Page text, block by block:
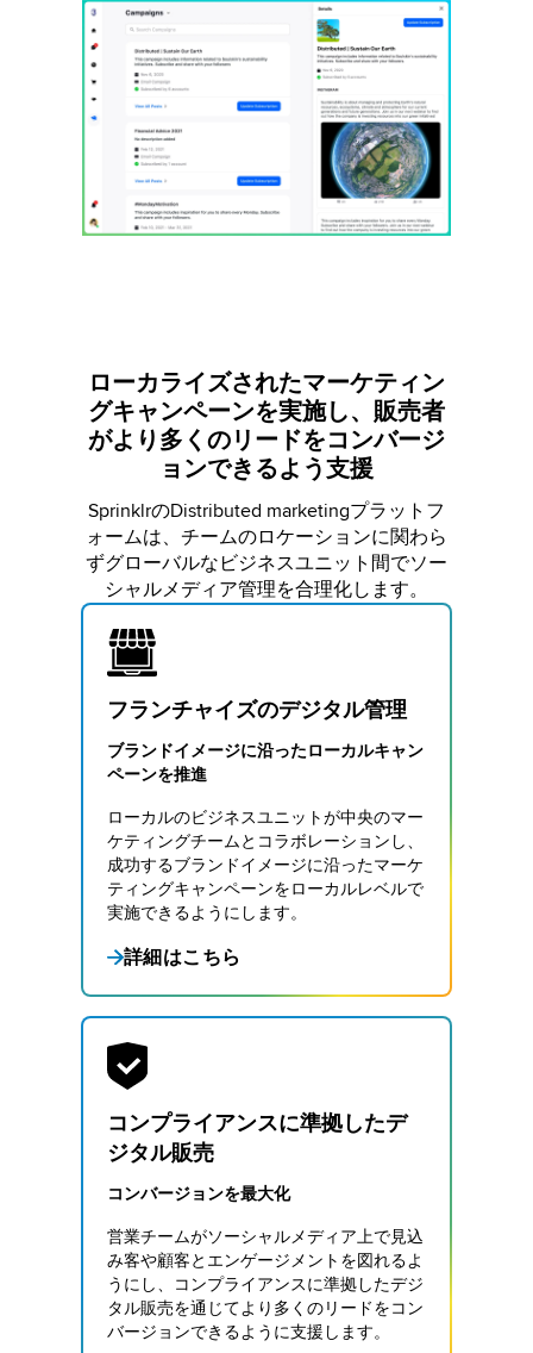
ローカライズされたマーケティン
グキャンペーンを実施し、販売者
がより多くのリードをコンバージ
ョンできるよう支援
SprinklrのDistributed marketingプラットフ
ォームは、チームのロケーションに関わら
ずグローバルなビジネスユニット間でソー
シャルメディア管理を合理化します。
フランチャイズのデジタル管理
ブランドイメージに沿ったローカルキャン
ペーンを推進
ローカルのビジネスユニットが中央のマー
ケティングチームとコラボレーションし、
成功するブランドイメージに沿ったマーケ
ティングキャンペーンをローカルレベルで
実施できるようにします。
詳細はこちら
コンプライアンスに準拠したデ
ジタル販売
コンバージョンを最大化
営業チームがソーシャルメディア上で見込
み客や顧客とエンゲージメントを図れるよ
うにし、コンプライアンスに準拠したデジ
タル販売を通じてより多くのリードをコン
バージョンできるように支援します。